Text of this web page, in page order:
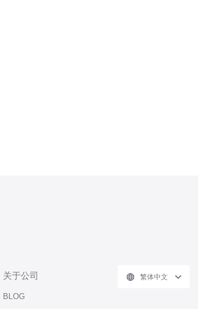
关于公司
BLOG
繁体中文